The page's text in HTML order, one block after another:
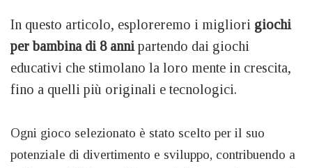
In questo articolo, esploreremo i migliori giochi
per bambina di 8 anni partendo dai giochi
educativi che stimolano la loro mente in crescita,
fino a quelli più originali e tecnologici.
Ogni gioco selezionato è stato scelto per il suo
potenziale di divertimento e sviluppo, contribuendo a